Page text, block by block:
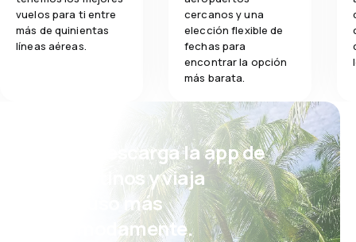
vuelos para ti entre
más de quinientas
líneas aéreas.
cercanos y una
elección flexible de
fechas para
encontrar la opción
más barata.
¡Eh! Descarga la app de
eDestinos y viaja
incluso más
cómodamente.